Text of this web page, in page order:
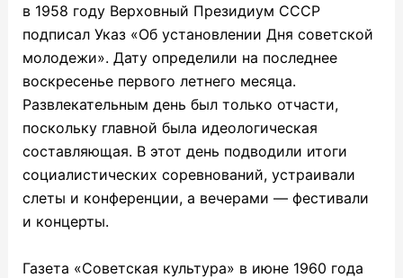
в 1958 году Верховный Президиум СССР
подписал Указ «Об установлении Дня советской
молодежи». Дату определили на последнее
воскресенье первого летнего месяца.
Развлекательным день был только отчасти,
поскольку главной была идеологическая
составляющая. В этот день подводили итоги
социалистических соревнований, устраивали
слеты и конференции, а вечерами — фестивали
и концерты.
Газета «Советская культура» в июне 1960 года